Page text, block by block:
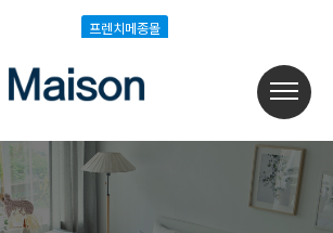
프렌치메종몰